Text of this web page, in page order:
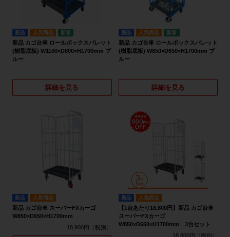
新品 人気商品
新品 カゴ台車 ロールボックスパレット
(樹脂底板) W1100×D800×H1700mm ブ
ルー
詳細を見る
新品 人気商品
新品 カゴ台車 ロールボックスパレット
(樹脂底板) W850×D650×H1700mm ブ
ルー
詳細を見る
新品 人気商品
新品 カゴ台車 スーパーFXカーゴ
W850×D650×H1700mm
18,900円
新品 人気商品
【1台あたり18,800円】新品 カゴ台車
スーパーFXカーゴ
W850×D650×H1700mm 3台セット
18,800円